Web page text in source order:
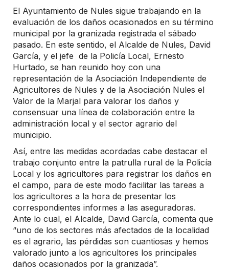
El Ayuntamiento de Nules sigue trabajando en la
evaluación de los daños ocasionados en su término
municipal por la granizada registrada el sábado
pasado. En este sentido, el Alcalde de Nules, David
García, y el jefe de la Policía Local, Ernesto
Hurtado, se han reunido hoy con una
representación de la Asociación Independiente de
Agricultores de Nules y de la Asociación Nules el
Valor de la Marjal para valorar los daños y
consensuar una línea de colaboración entre la
administración local y el sector agrario del
municipio.
Así, entre las medidas acordadas cabe destacar el
trabajo conjunto entre la patrulla rural de la Policía
Local y los agricultores para registrar los daños en
el campo, para de este modo facilitar las tareas a
los agricultores a la hora de presentar los
correspondientes informes a las aseguradoras.
Ante lo cual, el Alcalde, David García, comenta que
“uno de los sectores más afectados de la localidad
es el agrario, las pérdidas son cuantiosas y hemos
valorado junto a los agricultores los principales
daños ocasionados por la granizada”.